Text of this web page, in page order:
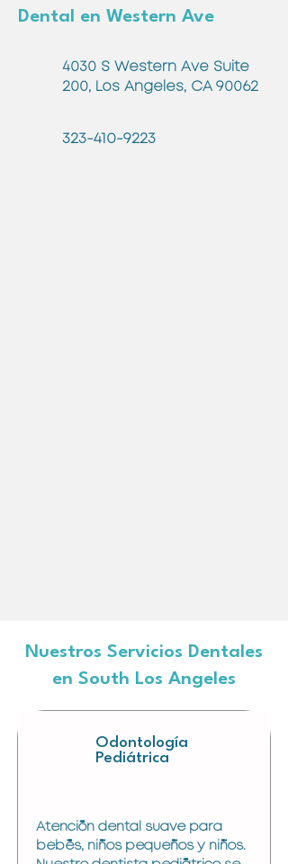
Dental en Western Ave
4030 S Western Ave Suite
200, Los Angeles, CA 90062
323-410-9223
Nuestros Servicios Dentales
en South Los Angeles
Odontología
Pediátrica
Atención dental suave para
bebés, niños pequeños y niños.